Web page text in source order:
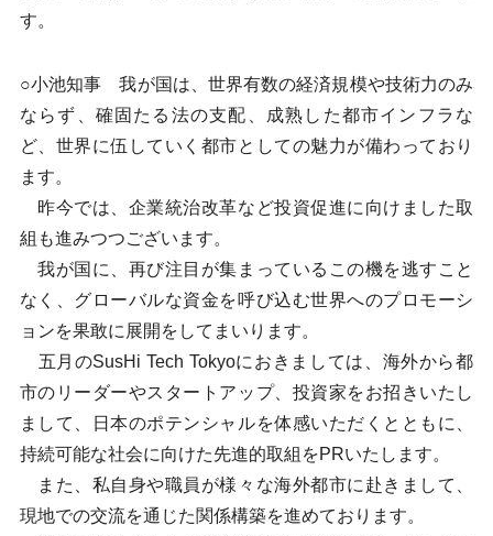
す。
○小池知事 我が国は、世界有数の経済規模や技術力のみ
ならず、確固たる法の支配、成熟した都市インフラな
ど、世界に伍していく都市としての魅力が備わっており
ます。
昨今では、企業統治改革など投資促進に向けました取
組も進みつつございます。
我が国に、再び注目が集まっているこの機を逃すこと
なく、グローバルな資金を呼び込む世界へのプロモーシ
ョンを果敢に展開をしてまいります。
五月のSusHi Tech Tokyoにおきましては、海外から都
市のリーダーやスタートアップ、投資家をお招きいたし
まして、日本のポテンシャルを体感いただくとともに、
持続可能な社会に向けた先進的取組をPRいたします。
また、私自身や職員が様々な海外都市に赴きまして、
現地での交流を通じた関係構築を進めております。